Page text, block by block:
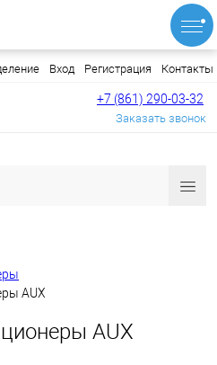
Вход Регистрация Контакты
+7 (861) 290-03-32
Заказать звонок
AUX
AUX